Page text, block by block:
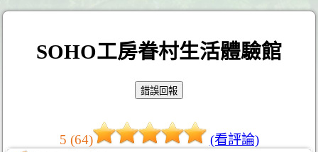
SOHO工房眷村生活體驗館
5 (64)
(看評論)